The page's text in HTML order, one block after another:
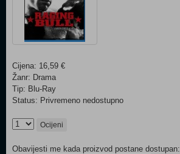
Cijena: 16,59 €
Žanr: Drama
Tip: Blu-Ray
Status: Privremeno nedostupno
Ocijeni
Obavijesti me kada proizvod postane dostupan: